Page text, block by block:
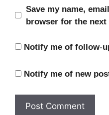
Save my name,
browser for the
Notify me of follow-
Notify me of new